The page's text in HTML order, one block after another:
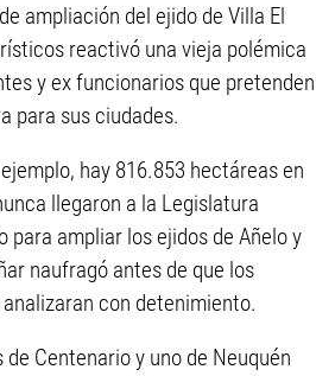
ampliación del ejido de Villa El
reactivó una vieja polémica
y ex funcionarios que pretenden
para sus ciudades.
hay 816.853 hectáreas en
llegaron a la Legislatura
para ampliar los ejidos de Añelo y
naufragó antes de que los
con detenimiento.
Centenario y uno de Neuquén